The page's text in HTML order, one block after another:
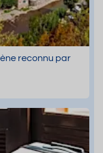
reconnu par